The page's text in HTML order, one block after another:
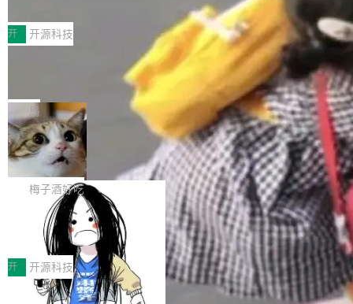
于自研UCL-Engine通信引擎，后续腾讯网平将
持续开源更多基于UCL-Engine的高性能通信组
件。 腾讯网平团队在UCL-MPComm中实现了一
个独立于业务线程的全局通信引擎（Engine），
助力企业AI研发安全落地 当前，越来越多企业已
经开始引入 AI Coding 工具，通过调用公有云模
型或企业内部部署模型提升研发效率。但随着 AI
Coding 从个人辅助工具逐步走向团队级、组织
级应用，企业在规模化落地过程中，对安全性、
可控性和代码质量提出了更高要求。 首先是数据
安全与合规要求。对于大多数普通研发场景，公
有云模型能够满足快速试用和效率提升的需求。
但对于金融、能源、医疗等对数据安全要求较...
前不久，工业和信息化部正式发布《2025年人工
智能应用典型案例名单》，集中展示人工智能在
各领域的应用成果，覆盖技术底座、行业赋能、
产品应用、支撑保障、专题等五大方向。深信服
AI算力网关（AI创新平台）成功入选！ 随着各行
各业的Agent走向规模化建设，算力构成形态逐
渐丰富，用户关注的重点也在发生变化：不只是
让AI用起来，还要进一步看清混合算力时代下，
Token花在哪里、算力是否被充分利用，以及持
续增长的AI成本该如何优化。 深信服AI算力网关
正是围绕这些实际问题，从Token治理和成本治
理两个方面，让用户的每一份算力都看得清、管
得住、用得稳、省得下、更安全！ 一、从现在开
始，Token使用一目...
开 开源科技
Jeff Dean 离开 Google：一个时代的结
束，一个实验室的开始
Google 员工编号 20。MapReduce 作者之一。
Bigtable 作者之一。TensorFlow 的作者之一。
Gemini 的架构师。Google 首席科学家。 Jeff D
ean 在 Google 工作了 27 年后，宣布离职。 他
不是一个人走。一同离开的还有 Sanjay Ghema
wat（Google 员工编号 23，Jeff Dean 二十多
年的编程搭档，MapReduce 和 Bigtable 的共同
作者）、Quoc Le（Google 大脑核心成员，Se
q2Seq 和 DocAI 的共同发明人）以及 Oriol Vin
yals（Gemini 联合负责人，AlphaSta...
局
🔥 SolonCode v2026.8.4 发布：界面
字体可调、22 种语言、记忆搜索增强
打开终端就能上岗的全中文编码智能体，这一轮
把「看得清、用母语、记得住」三件事一次补
齐。 SolonCode 是什么 SolonCode 是杭州无
耳科技研发的企业级终端编码智能体——一位全
中文驱动的数字员工，自主理解需求、规划步
骤、编写代码。不挑模型、不挑平台，curl 一行
装完即用。 开源地址：Gitee · GitCode · GitHu
b 安装 支持 Java 8+（8~26）、macOS / Linu
梅子酒好吃
让“代码语义理解”深度释放AI Coding
价值潜能：华为云码道（CodeArts）
代码仓技术解析
一、代码仓深度理解技术的作用与价值 在软件工
程实践中，代码仓是企业核心知识资产的主要载
体。企业级代码仓库通常包含数十万乃至数百万
开 开源科技